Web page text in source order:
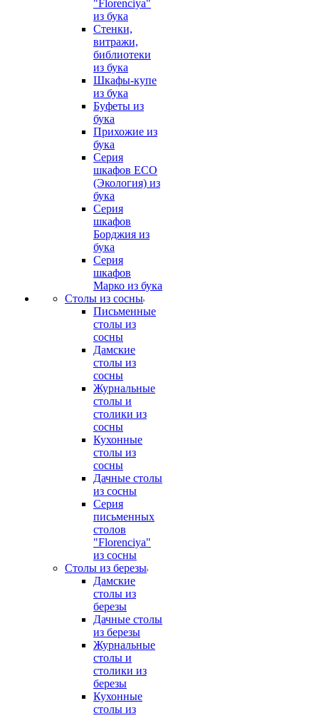
"Florenciya"
из бука
Стенки,
витражи,
библиотеки
из бука
Шкафы-купе
из бука
Буфеты из
бука
Прихожие из
бука
Серия
шкафов ECO
(Экология) из
бука
Серия
шкафов
Борджия из
бука
Серия
шкафов
Марко из бука
Столы из сосны
Письменные
столы из
сосны
Дамские
столы из
сосны
Журнальные
столы и
столики из
сосны
Кухонные
столы из
сосны
Дачные столы
из сосны
Серия
письменных
столов
"Florenciya"
из сосны
Столы из березы
Дамские
столы из
березы
Дачные столы
из березы
Журнальные
столы и
столики из
березы
Кухонные
столы из